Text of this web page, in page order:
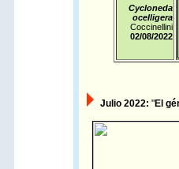
Cycloneda
ocelligera
Coccinellini
02/08/2022
Julio 2022: "El